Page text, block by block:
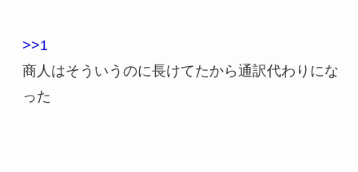
>>1
商人はそういうのに長けてたから通訳代わりにな
った